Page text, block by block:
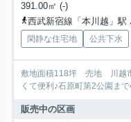
391.00㎡ (-)
西武新宿線「本川越」駅
閑静な住宅地 公共下水
敷地面積118坪 売地 川越
くて便利♪石原町第2公園ま
販売中の区画